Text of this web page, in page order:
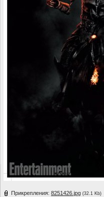
Прикрепления: 8251426.jpg (32.1 Kb)